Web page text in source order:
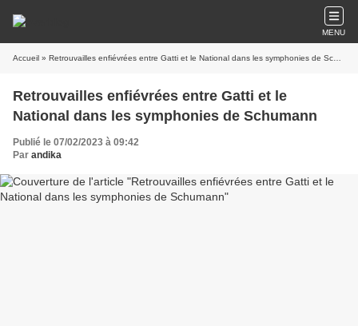
MENU
Accueil » Retrouvailles enfiévrées entre Gatti et le National dans les symphonies de Schumann
Retrouvailles enfiévrées entre Gatti et le
National dans les symphonies de Schumann
Publié le 07/02/2023 à 09:42
Par andika